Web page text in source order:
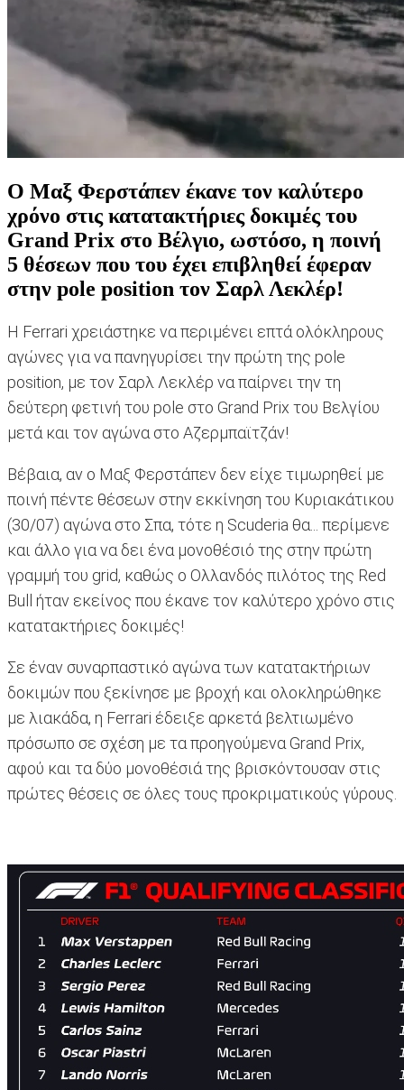
Ο Μαξ Φερστάπεν έκανε τον καλύτερο
χρόνο στις κατατακτήριες δοκιμές του
Grand Prix στο Βέλγιο, ωστόσο, η ποινή
5 θέσεων που του έχει επιβληθεί έφεραν
στην pole position τον Σαρλ Λεκλέρ!
Η Ferrari χρειάστηκε να περιμένει επτά ολόκληρους
αγώνες για να πανηγυρίσει την πρώτη της pole
position, με τον Σαρλ Λεκλέρ να παίρνει την τη
δεύτερη φετινή του pole στο Grand Prix του Βελγίου
μετά και τον αγώνα στο Αζερμπαϊτζάν!
Βέβαια, αν ο Μαξ Φερστάπεν δεν είχε τιμωρηθεί με
ποινή πέντε θέσεων στην εκκίνηση του Κυριακάτικου
(30/07) αγώνα στο Σπα, τότε η Scuderia θα... περίμενε
και άλλο για να δει ένα μονοθέσιό της στην πρώτη
γραμμή του grid, καθώς ο Ολλανδός πιλότος της Red
Bull ήταν εκείνος που έκανε τον καλύτερο χρόνο στις
κατατακτήριες δοκιμές!
Σε έναν συναρπαστικό αγώνα των κατατακτήριων
δοκιμών που ξεκίνησε με βροχή και ολοκληρώθηκε
με λιακάδα, η Ferrari έδειξε αρκετά βελτιωμένο
πρόσωπο σε σχέση με τα προηγούμενα Grand Prix,
αφού και τα δύο μονοθέσιά της βρισκόντουσαν στις
πρώτες θέσεις σε όλες τους προκριματικούς γύρους.